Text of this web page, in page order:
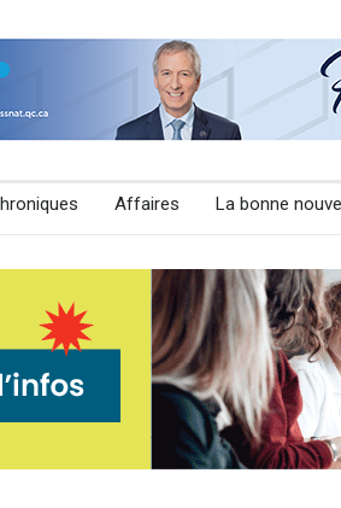
Affaires La bonne